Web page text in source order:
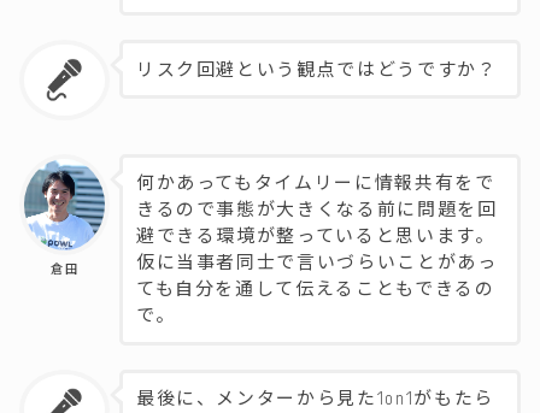
リスク回避という観点ではどうですか？
倉田
何かあってもタイムリーに情報共有をで
きるので事態が大きくなる前に問題を回
避できる環境が整っていると思います。
仮に当事者同士で言いづらいことがあっ
ても自分を通して伝えることもできるの
で。
最後に、メンターから見た1on1がもたら